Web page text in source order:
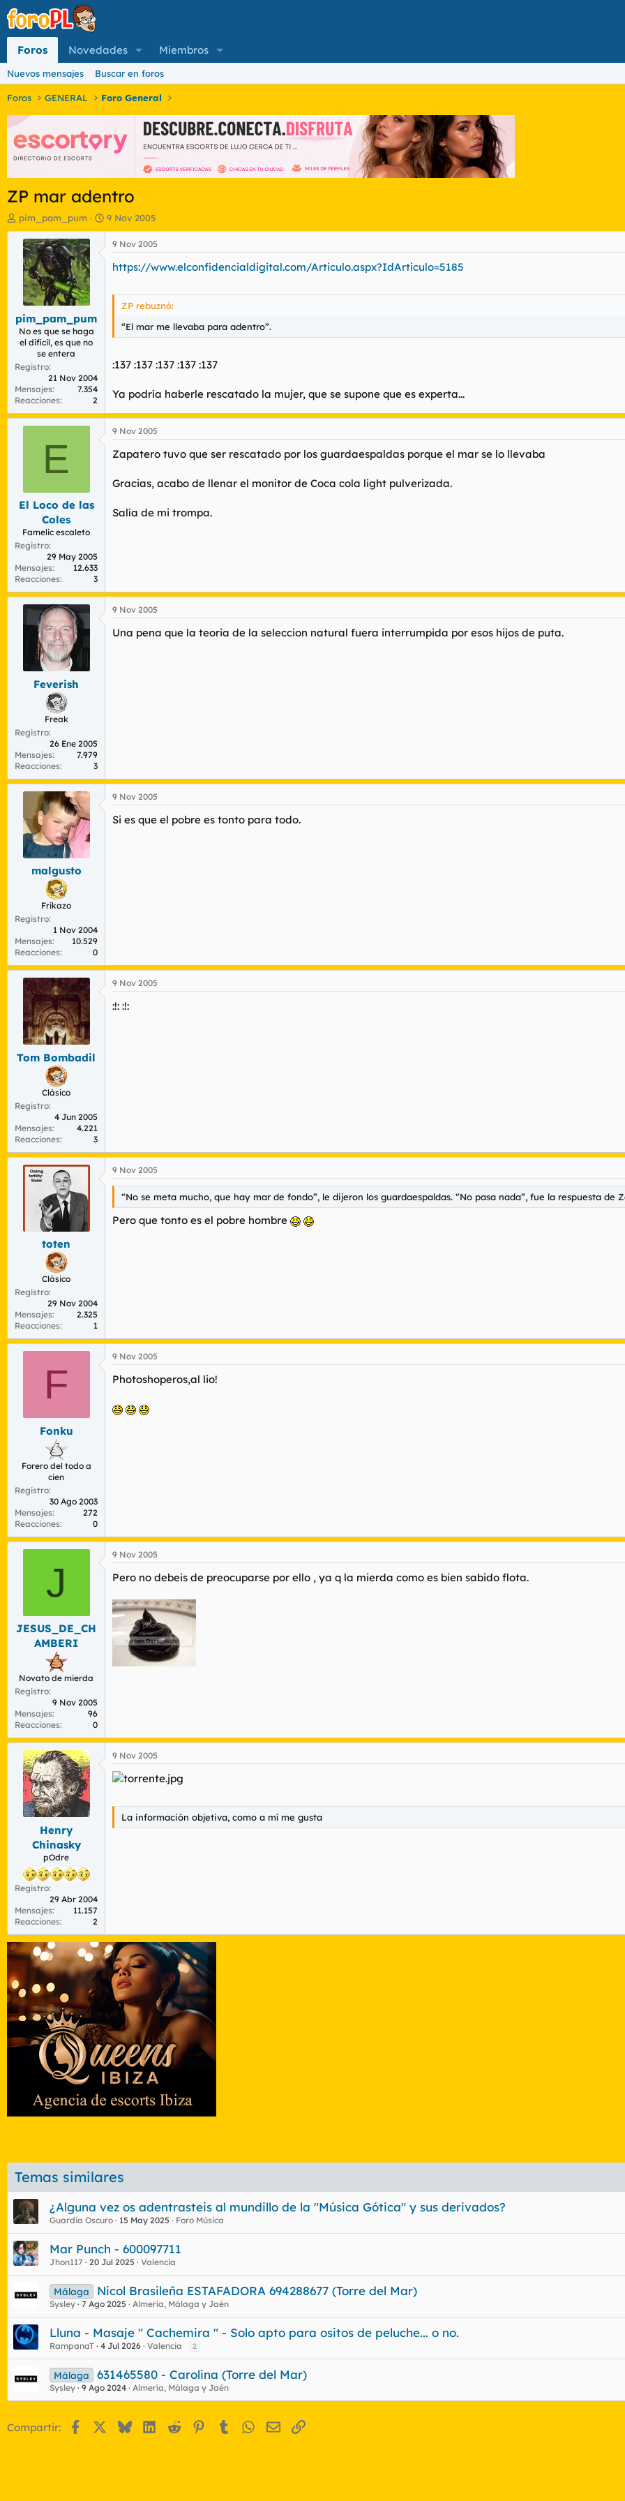
Foros Novedades Miembros
Nuevos mensajes Buscar en foros
Foros GENERAL Foro General
ZP mar adentro
I
n
a
d
o
r
d
e
t
m
a
pim_pam_pum
F
e
9 Nov 2005
pim_pam_pum
No es que se haga
el dificil, es que no
se entera
Registro
21 Nov 2004
Mensajes
7.354
Reacciones
2
9 Nov 2005
https://www.elconfidencialdigital.com/Articulo.aspx?IdArticulo=5185
ZP rebuznó:
“El mar me llevaba para adentro”.
:137 :137 :137 :137 :137
Ya podría haberle rescatado la mujer, que se supone que es experta...
E
El Loco de las
Coles
Famelic escaleto
Registro
29 May 2005
Mensajes
12.633
Reacciones
3
9 Nov 2005
Zapatero tuvo que ser rescatado por los guardaespaldas porque el mar se lo llevaba
Gracias, acabo de llenar el monitor de Coca cola light pulverizada.
Salía de mi trompa.
Feverish
Freak
Registro
26 Ene 2005
Mensajes
7.979
Reacciones
3
9 Nov 2005
Una pena que la teoria de la seleccion natural fuera interrumpida por esos hijos de puta.
malgusto
Frikazo
Registro
1 Nov 2004
Mensajes
10.529
Reacciones
0
9 Nov 2005
Si es que el pobre es tonto para todo.
Tom Bombadil
Clásico
Registro
4 Jun 2005
Mensajes
4.221
Reacciones
3
9 Nov 2005
:!: :!:
toten
Clásico
Registro
29 Nov 2004
Mensajes
2.325
Reacciones
1
9 Nov 2005
“No se meta mucho, que hay mar de fondo”, le dijeron los guardaespaldas. “No pasa nada”, fue la respuesta de
Pero que tonto es el pobre hombre
F
Fonku
Forero del todo a
cien
Registro
30 Ago 2003
Mensajes
272
Reacciones
0
9 Nov 2005
Photoshoperos,al lio!
J
JESUS_DE_CH
AMBERI
Novato de mierda
Registro
9 Nov 2005
Mensajes
96
Reacciones
0
9 Nov 2005
Pero no debeis de preocuparse por ello , ya q la mierda como es bien sabido flota.
Henry
Chinasky
pOdre
Registro
29 Abr 2004
Mensajes
11.157
Reacciones
2
9 Nov 2005
La información objetiva, como a mí me gusta
Temas similares
¿Alguna vez os adentrasteis al mundillo de la "Música Gótica" y sus derivados?
Guardia Oscuro 15 May 2025 Foro Música
Mar Punch - 600097711
Jhon117 20 Jul 2025 Valencia
Málaga Nicol Brasileña ESTAFADORA 694288677 (Torre del Mar)
Sysley 7 Ago 2025 Almería, Málaga y Jaén
Lluna - Masaje " Cachemira " - Solo apto para ositos de peluche... o no.
RampanaT 4 Jul 2026 Valencia 2
Málaga 631465580 - Carolina (Torre del Mar)
Sysley 9 Ago 2024 Almería, Málaga y Jaén
Compartir: FacebookBlueskyLinkedIn
Reddit Pinterest
Tumblr WhatsApp
EmailEnlace